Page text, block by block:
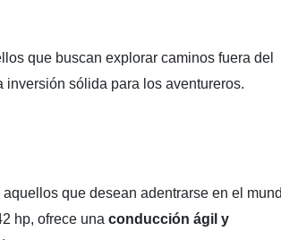
que buscan explorar caminos fuera del
sólida para los aventureros.
que desean adentrarse en el
hp, ofrece una conducción ágil y